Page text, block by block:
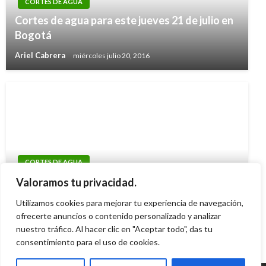
Valoramos tu privacidad.
Utilizamos cookies para mejorar tu experiencia de navegación,
ofrecerte anuncios o contenido personalizado y analizar
nuestro tráfico. Al hacer clic en "Aceptar todo", das tu
consentimiento para el uso de cookies.
CORTES DE AGUA
Cortes de agua para este jueves 21 de julio en
Bogotá
Ariel Cabrera miércoles julio 20, 2016
CORTES DE AGUA
Cortes de agua para este martes 24 y
Ariel Cabrera martes julio 24, 2018